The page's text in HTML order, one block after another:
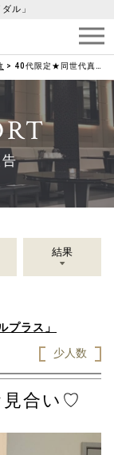
ル」
> 40代限定★同世代真剣お見合い♡
結果
プラス」
少人数
見合い♡